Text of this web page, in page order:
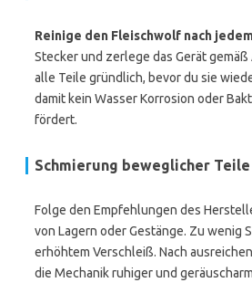
Reinige den Fleischwolf nach
Stecker und zerlege das Gerät
alle Teile gründlich, bevor du sie
damit kein Wasser Korrosion oder
fördert.
Schmierung beweglicher
Folge den Empfehlungen des
von Lagern oder Gestänge. Zu wenig
erhöhtem Verschleiß. Nach
die Mechanik ruhiger und